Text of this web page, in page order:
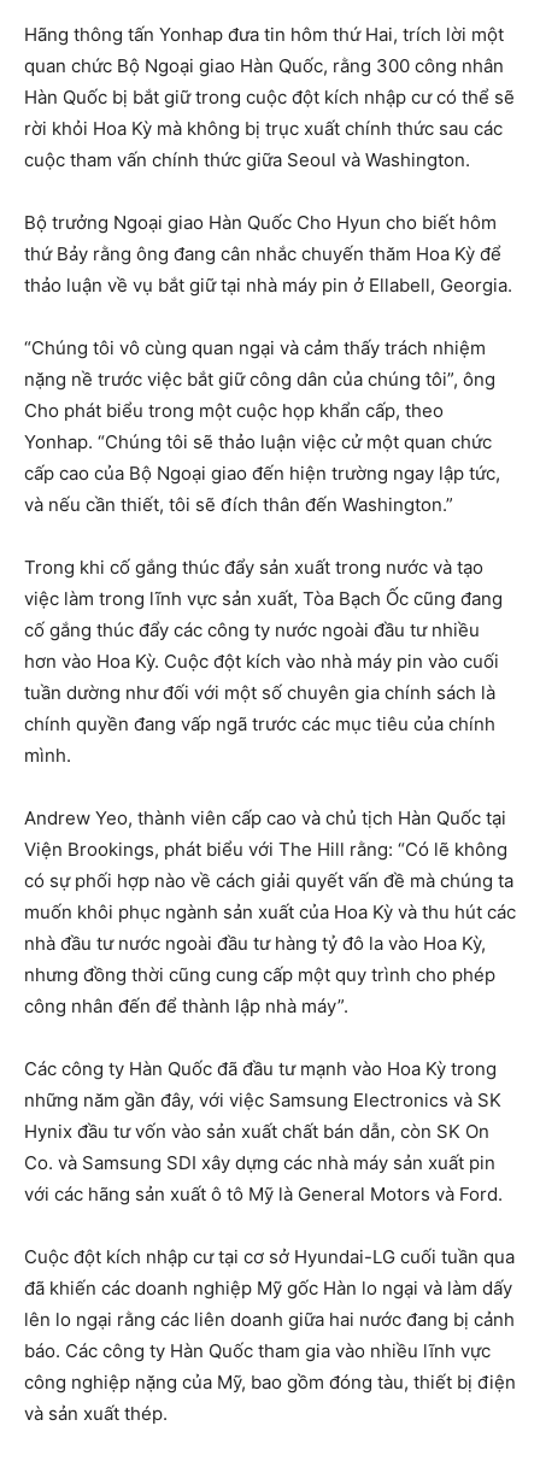
Hãng thông tấn Yonhap đưa tin hôm thứ Hai, trích lời một
quan chức Bộ Ngoại giao Hàn Quốc, rằng 300 công nhân
Hàn Quốc bị bắt giữ trong cuộc đột kích nhập cư có thể sẽ
rời khỏi Hoa Kỳ mà không bị trục xuất chính thức sau các
cuộc tham vấn chính thức giữa Seoul và Washington.
Bộ trưởng Ngoại giao Hàn Quốc Cho Hyun cho biết hôm
thứ Bảy rằng ông đang cân nhắc chuyến thăm Hoa Kỳ để
thảo luận về vụ bắt giữ tại nhà máy pin ở Ellabell, Georgia.
“Chúng tôi vô cùng quan ngại và cảm thấy trách nhiệm
nặng nề trước việc bắt giữ công dân của chúng tôi”, ông
Cho phát biểu trong một cuộc họp khẩn cấp, theo
Yonhap. “Chúng tôi sẽ thảo luận việc cử một quan chức
cấp cao của Bộ Ngoại giao đến hiện trường ngay lập tức,
và nếu cần thiết, tôi sẽ đích thân đến Washington.”
Trong khi cố gắng thúc đẩy sản xuất trong nước và tạo
việc làm trong lĩnh vực sản xuất, Tòa Bạch Ốc cũng đang
cố gắng thúc đẩy các công ty nước ngoài đầu tư nhiều
hơn vào Hoa Kỳ. Cuộc đột kích vào nhà máy pin vào cuối
tuần dường như đối với một số chuyên gia chính sách là
chính quyền đang vấp ngã trước các mục tiêu của chính
mình.
Andrew Yeo, thành viên cấp cao và chủ tịch Hàn Quốc tại
Viện Brookings, phát biểu với The Hill rằng: “Có lẽ không
có sự phối hợp nào về cách giải quyết vấn đề mà chúng ta
muốn khôi phục ngành sản xuất của Hoa Kỳ và thu hút các
nhà đầu tư nước ngoài đầu tư hàng tỷ đô la vào Hoa Kỳ,
nhưng đồng thời cũng cung cấp một quy trình cho phép
công nhân đến để thành lập nhà máy”.
Các công ty Hàn Quốc đã đầu tư mạnh vào Hoa Kỳ trong
những năm gần đây, với việc Samsung Electronics và SK
Hynix đầu tư vốn vào sản xuất chất bán dẫn, còn SK On
Co. và Samsung SDI xây dựng các nhà máy sản xuất pin
với các hãng sản xuất ô tô Mỹ là General Motors và Ford.
Cuộc đột kích nhập cư tại cơ sở Hyundai-LG cuối tuần qua
đã khiến các doanh nghiệp Mỹ gốc Hàn lo ngại và làm dấy
lên lo ngại rằng các liên doanh giữa hai nước đang bị cảnh
báo. Các công ty Hàn Quốc tham gia vào nhiều lĩnh vực
công nghiệp nặng của Mỹ, bao gồm đóng tàu, thiết bị điện
và sản xuất thép.